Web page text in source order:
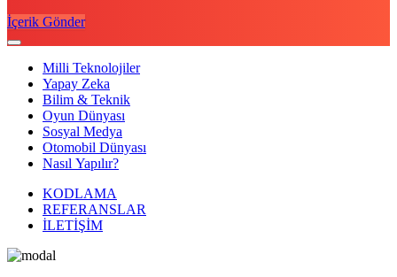
İçerik Gönder
Milli Teknolojiler
Yapay Zeka
Bilim & Teknik
Oyun Dünyası
Sosyal Medya
Otomobil Dünyası
Nasıl Yapılır?
KODLAMA
REFERANSLAR
İLETİŞİM